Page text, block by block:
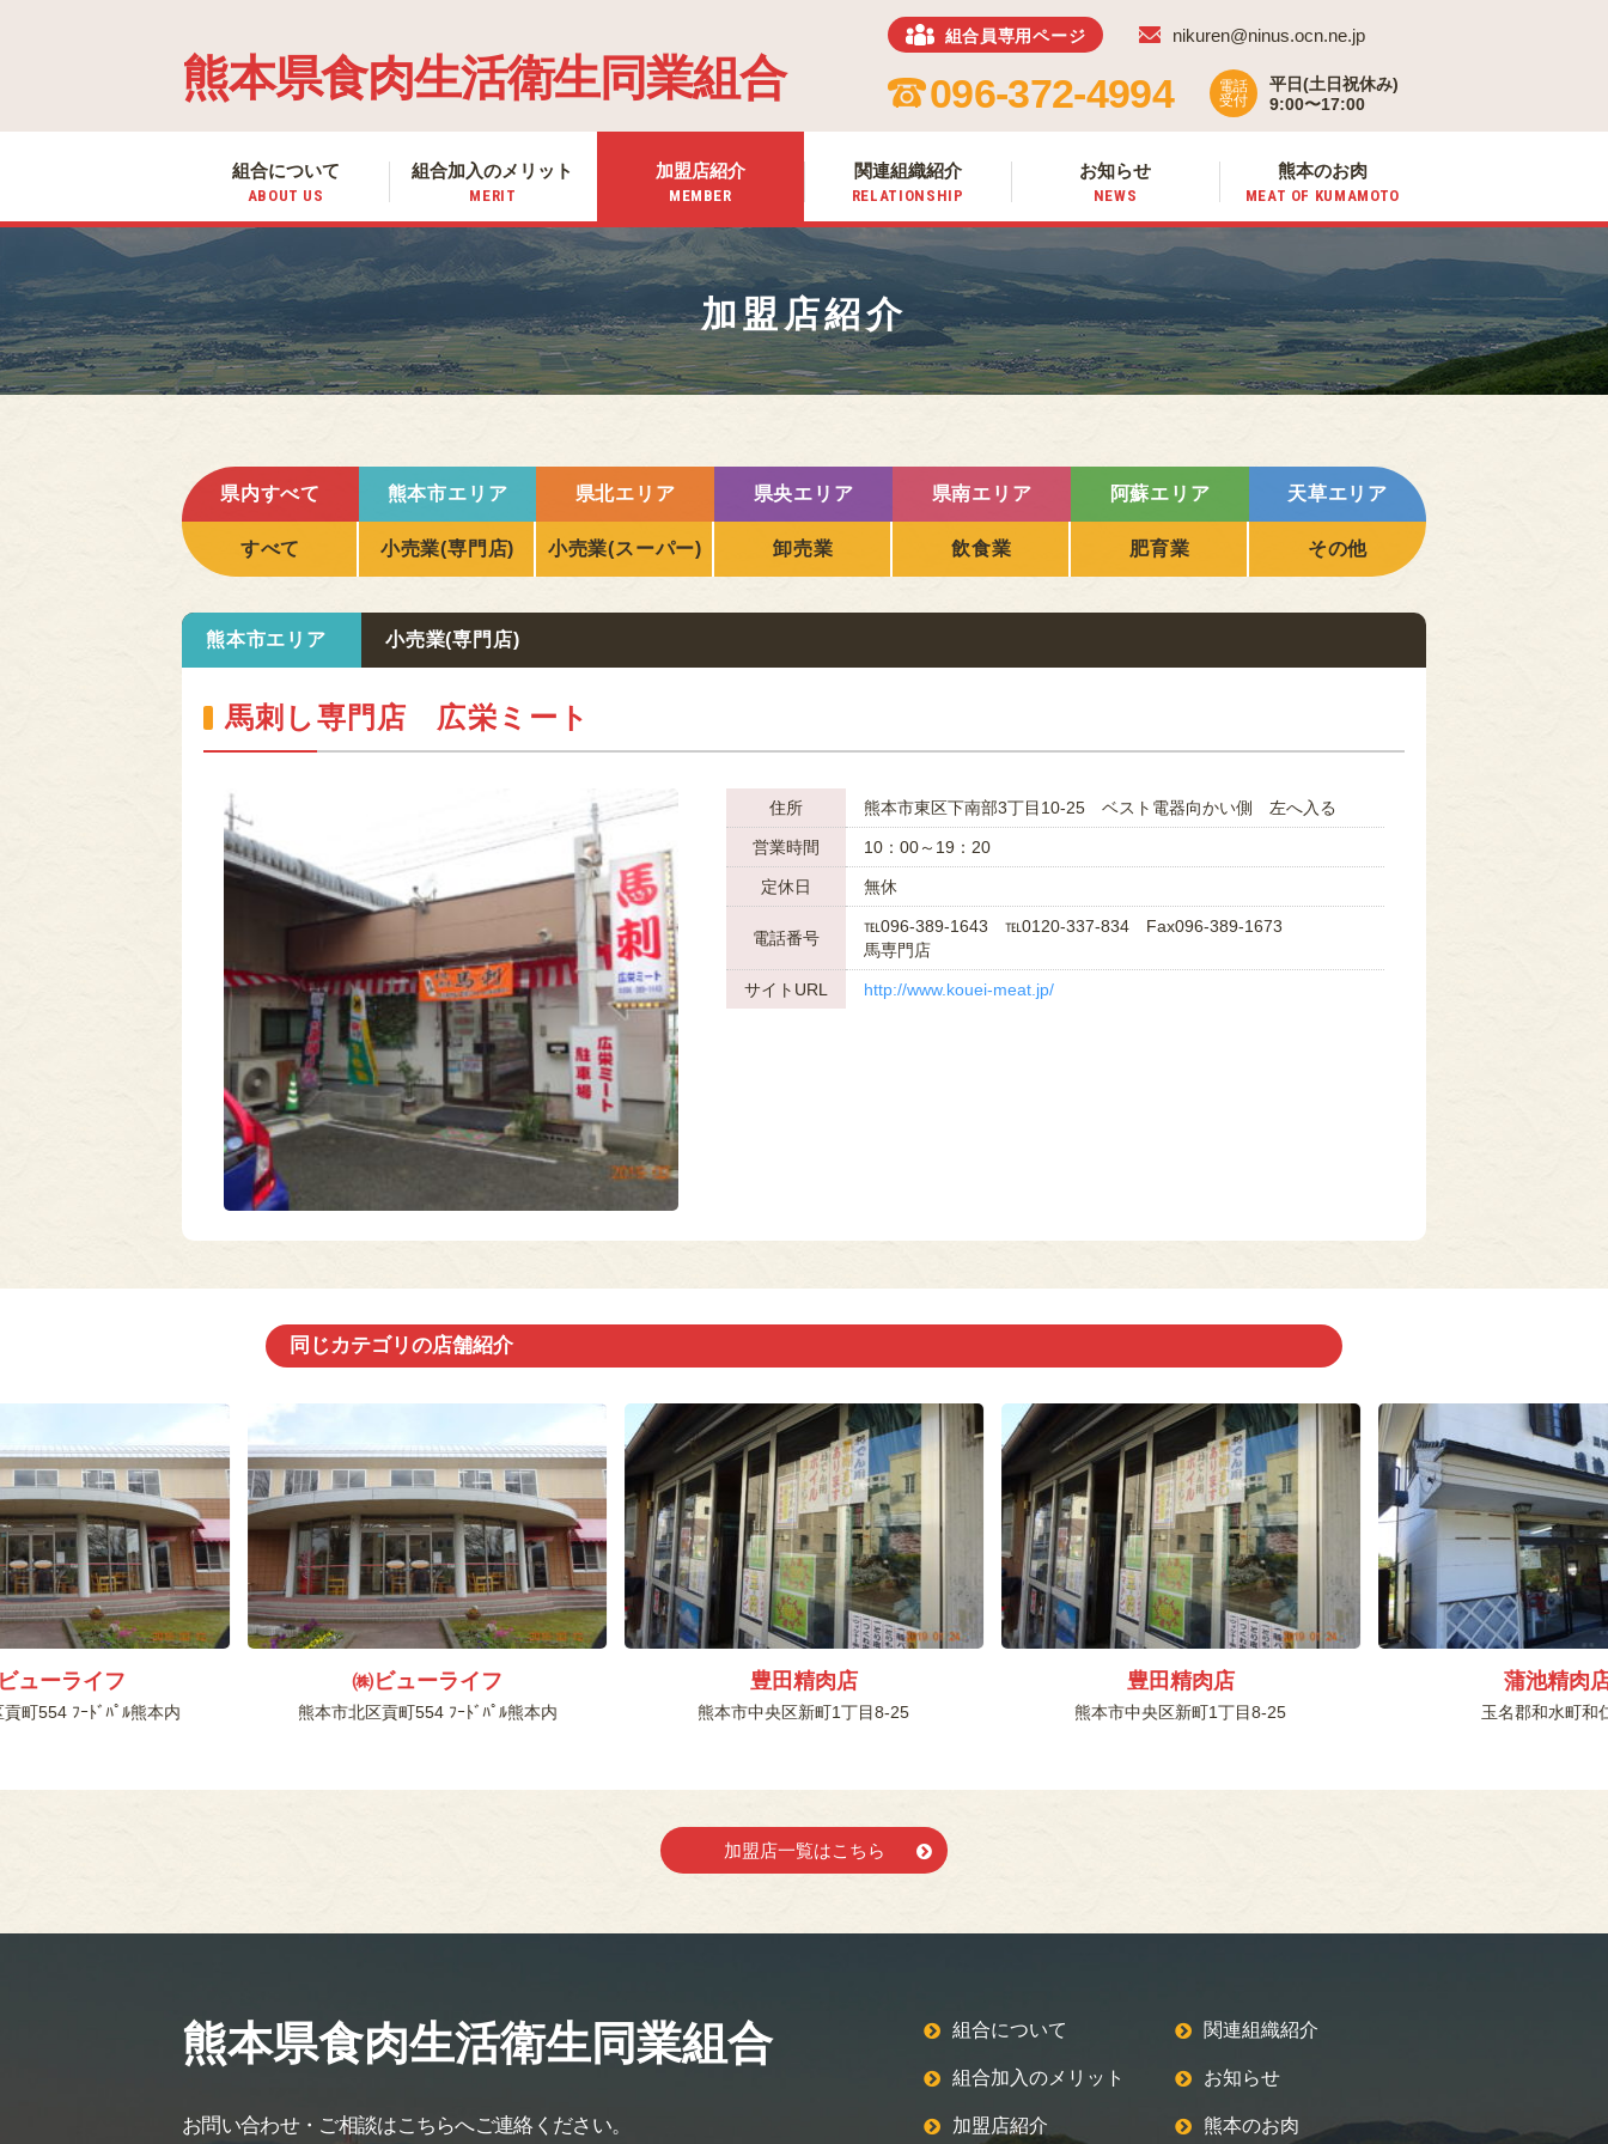
熊本県食肉生活衛生同業組合
組合員専用ページ nikuren@ninus.ocn.ne.jp
096-372-4994
電話
受付
平日(土日祝休み)
9:00〜17:00
組合について
ABOUT US
組合加入のメリット
MERIT
加盟店紹介
MEMBER
関連組織紹介
RELATIONSHIP
お知らせ
NEWS
熊本のお肉
MEAT OF KUMAMOTO
加盟店紹介
県内すべて 熊本市エリア 県北エリア 県央エリア 県南エリア 阿蘇エリア 天草エリア
すべて 小売業(専門店) 小売業(スーパー) 卸売業 飲食業 肥育業 その他
熊本市エリア 小売業(専門店)
馬刺し専門店 広栄ミート
住所 熊本市東区下南部3丁目10-25 ベスト電器向かい側 左へ入る
営業時間 10：00～19：20
定休⽇ 無休
電話番号
℡096-389-1643 ℡0120-337-834 Fax096-389-1673
馬専門店
サイトURL http://www.kouei-meat.jp/
同じカテゴリの店舗紹介
ューライフ
町554 ﾌｰﾄﾞﾊﾟﾙ熊本内
㈱ビューライフ
熊本市北区貢町554 ﾌｰﾄﾞﾊﾟﾙ熊本内
豊田精肉店
熊本市中央区新町1丁目8-25
豊田精肉店
熊本市中央区新町1丁目8-25
蒲池精肉
玉名郡和水町和
加盟店一覧はこちら
熊本県食肉生活衛生同業組合
お問い合わせ・ご相談はこちらへご連絡ください。
組合について 関連組織紹介
組合加入のメリット お知らせ
加盟店紹介 熊本のお肉
HOME
組合加入のメリット
MERIT
加盟店紹介
MEMBER
関連組織紹介
RELATIONSHIP
お知らせ
組合員専用ページ
ONLY